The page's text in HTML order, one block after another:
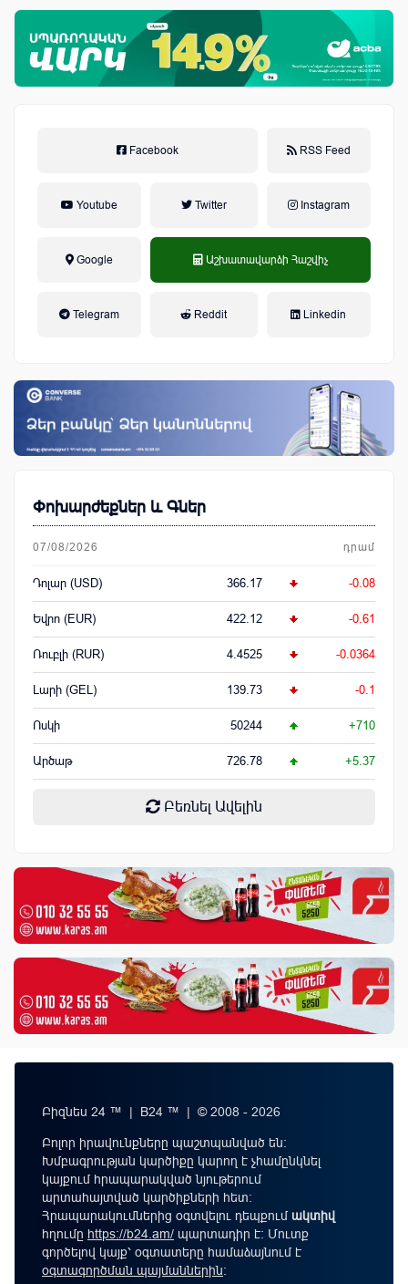
Facebook RSS Feed
Youtube Twitter Instagram
Google Աշխատավարձի Հաշվիչ
Telegram Reddit Linkedin
Փոխարժեքներ և Գներ
07/08/2026 դրամ
Դոլար (USD) 366.17 -0.08
Եվրո (EUR) 422.12 -0.61
Ռուբլի (RUR) 4.4525 -0.0364
Լարի (GEL) 139.73 -0.1
Ոսկի 50244 +710
Արծաթ 726.78 +5.37
Բեռնել Ավելին
Բիզնես 24 ™ | B24 ™ | © 2008 - 2026
Բոլոր իրավունքները պաշտպանված են:
Խմբագրության կարծիքը կարող է չհամընկնել
կայքում հրապարակված նյութերում
արտահայտված կարծիքների հետ:
Հրապարակումներից օգտվելու դեպքումակտիվ
հղումը https://b24.am/ պարտադիր է: Մուտք
գործելով կայք՝ օգտատերը համաձայնում է
օգտագործման պայմաններին։